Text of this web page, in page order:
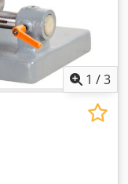
1 /3